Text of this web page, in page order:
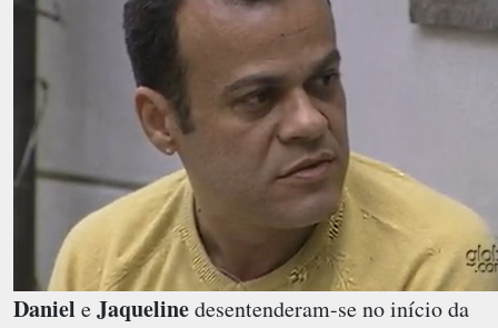
Daniel eJaquelinedesentenderam-se no início da